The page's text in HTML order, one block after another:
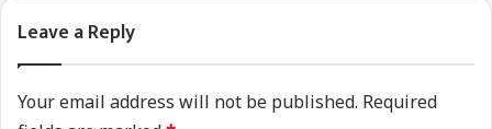
Leave a Reply
Your email address will not be published. Required